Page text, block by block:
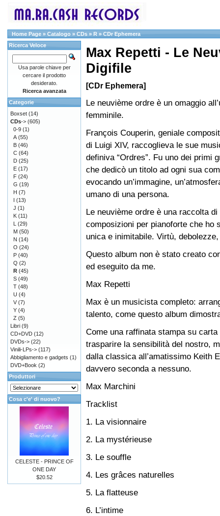
Home Page » Catalogo » CDs » R » CDr Ephemera
Max Repetti - Le
Digifile
[CDr Ephemera]
Le neuvième ordre è un omaggio
femminile.
François Couperin, geniale
di Luigi XIV, raccoglieva le sue
definiva “Ordres”. Fu uno dei primi
che dedicò un titolo ad ogni sua
evocando un’immagine,
umano di una persona.
Le neuvième ordre è una raccolta di
composizioni per pianoforte che ho
unica e inimitabile. Virtù,
Questo album non è stato creato
ed eseguito da me.
Max Repetti
Max è un musicista completo:
talento, come questo album
Come una raffinata stampa su
trasparire la sensibilità del nostro,
dalla classica all’amatissimo Keith
davvero seconda a nessuno.
Max Marchini
Tracklist
1. La visionnaire
2. La mystérieuse
3. Le souffle
4. Les grâces naturelles
5. La flatteuse
6. L’intime
Ricerca Veloce
Usa parole chiave per
cercare il prodotto
desiderato.
Ricerca avanzata
Categorie
Boxset (14)
CDs-> (605)
0-9 (1)
A (55)
B (46)
C (64)
D (25)
E (17)
F (24)
G (19)
H (7)
I (13)
J (1)
K (11)
L (29)
M (50)
N (14)
O (24)
P (40)
Q (2)
R (45)
S (49)
T (48)
U (4)
V (7)
Y (4)
Z (5)
Libri (9)
CD+DVD (12)
DVDs-> (22)
Vinili-LPs-> (117)
Abbigliamento e gadgets (1)
DVD+Book (2)
Produttori
Cosa c'e' di nuovo?
CELESTE - PRINCE OF
ONE DAY
$20.52